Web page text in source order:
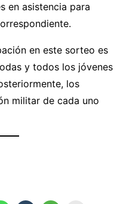
en asistencia para
en este sorteo es
y todos los jóvenes
los
militar de cada uno